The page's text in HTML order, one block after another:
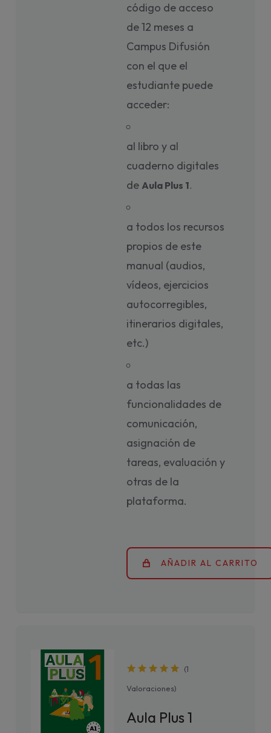
código de acceso
de 12 meses a
Campus Difusión
con el que el
estudiante puede
acceder:
al libro y al
cuaderno digitales
deAula Plus 1.
a todos los recursos
propios de este
manual (audios,
vídeos, ejercicios
autocorregibles,
itinerarios digitales,
etc.)
a todas las
funcionalidades de
comunicación,
asignación de
tareas, evaluación y
otras de la
plataforma.
AÑADIR AL CARRITO
(1
Valoraciones)
Aula Plus 1